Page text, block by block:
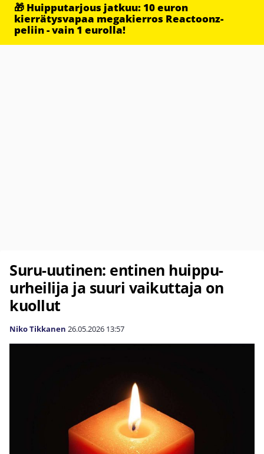
🎁 Huipputarjous jatkuu: 10 euron
kierrätysvapaa megakierros Reactoonz-
peliin - vain 1 eurolla!
Suru-uutinen: entinen huippu-
urheilija ja suuri vaikuttaja on
kuollut
Niko Tikkanen 26.05.2026 13:57